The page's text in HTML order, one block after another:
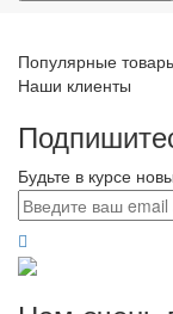
Популярные
Наши клиенты
Будьте в курсе